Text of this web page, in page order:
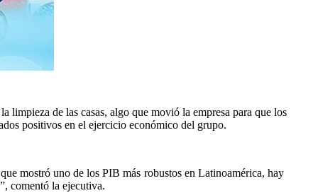
limpieza de las casas, algo que movió la empresa para que los
positivos en el ejercicio económico del grupo.
mostró uno de los PIB más robustos en Latinoamérica, hay
comentó la ejecutiva.